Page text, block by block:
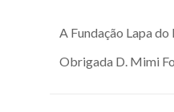
A Fundação Lapa
Obrigada D. Mimi